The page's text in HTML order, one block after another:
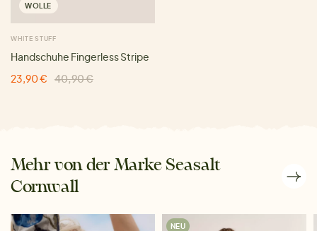
WOLLE
WHITE STUFF
Handschuhe Fingerless Stripe
23,90 €
40,90 €
Mehr von der Marke Seasalt
Cornwall
NEU